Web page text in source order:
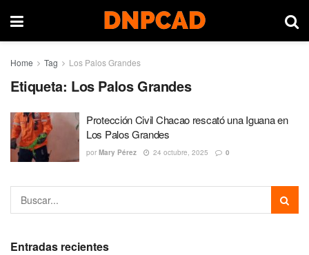
Home Tag Los Palos Grandes
Etiqueta: Los Palos Grandes
Protección Civil Chacao rescató una Iguana en
Los Palos Grandes
por Mary Pérez 24 octubre, 2025 0
Entradas recientes